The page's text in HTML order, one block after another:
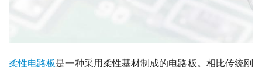
柔性电路板是一种采用柔性基材制成的电路板。相比传统刚